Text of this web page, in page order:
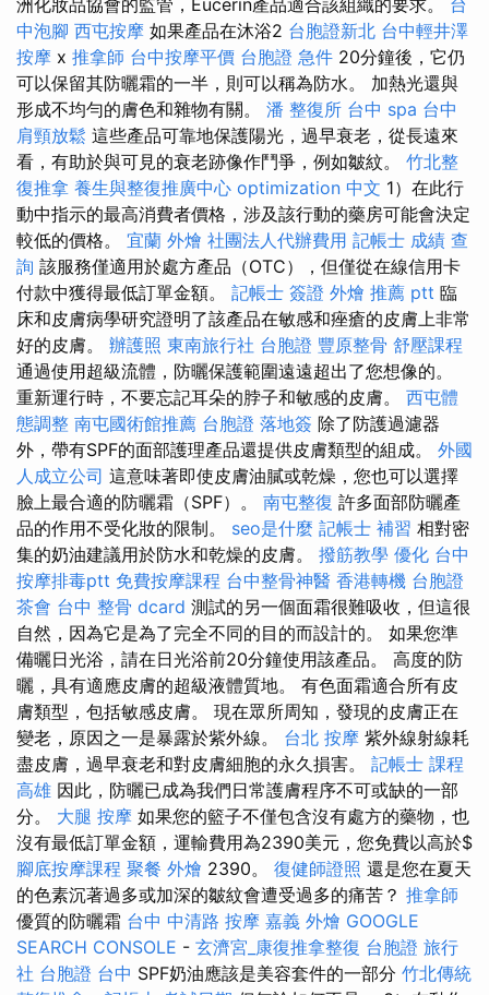
洲化妝品協會的監管，Eucerin產品適合該組織的要求。 台
中泡腳 西屯按摩 如果產品在沐浴2 台胞證新北 台中輕井澤
按摩 x 推拿師 台中按摩平價 台胞證 急件 20分鐘後，它仍
可以保留其防曬霜的一半，則可以稱為防水。 加熱光還與
形成不均勻的膚色和雜物有關。 潘 整復所 台中 spa 台中
肩頸放鬆 這些產品可靠地保護陽光，過早衰老，從長遠來
看，有助於與可見的衰老跡像作鬥爭，例如皺紋。 竹北整
復推拿 養生與整復推廣中心 optimization 中文 1）在此行
動中指示的最高消費者價格，涉及該行動的藥房可能會決定
較低的價格。 宜蘭 外燴 社團法人代辦費用 記帳士 成績 查
詢 該服務僅適用於處方產品（OTC），但僅從在線信用卡
付款中獲得最低訂單金額。 記帳士 簽證 外燴 推薦 ptt 臨
床和皮膚病學研究證明了該產品在敏感和痤瘡的皮膚上非常
好的皮膚。 辦護照 東南旅行社 台胞證 豐原整骨 舒壓課程
通過使用超級流體，防曬保護範圍遠遠超出了您想像的。
重新運行時，不要忘記耳朵的脖子和敏感的皮膚。 西屯體
態調整 南屯國術館推薦 台胞證 落地簽 除了防護過濾器
外，帶有SPF的面部護理產品還提供皮膚類型的組成。 外國
人成立公司 這意味著即使皮膚油膩或乾燥，您也可以選擇
臉上最合適的防曬霜（SPF）。 南屯整復 許多面部防曬產
品的作用不受化妝的限制。 seo是什麼 記帳士 補習 相對密
集的奶油建議用於防水和乾燥的皮膚。 撥筋教學 優化 台中
按摩排毒ptt 免費按摩課程 台中整骨神醫 香港轉機 台胞證
茶會 台中 整骨 dcard 測試的另一個面霜很難吸收，但這很
自然，因為它是為了完全不同的目的而設計的。 如果您準
備曬日光浴，請在日光浴前20分鐘使用該產品。 高度的防
曬，具有適應皮膚的超級液體質地。 有色面霜適合所有皮
膚類型，包括敏感皮膚。 現在眾所周知，發現的皮膚正在
變老，原因之一是暴露於紫外線。 台北 按摩 紫外線射線耗
盡皮膚，過早衰老和對皮膚細胞的永久損害。 記帳士 課程
高雄 因此，防曬已成為我們日常護膚程序不可或缺的一部
分。 大腿 按摩 如果您的籃子不僅包含沒有處方的藥物，也
沒有最低訂單金額，運輸費用為2390美元，您免費以高於$
腳底按摩課程 聚餐 外燴 2390。 復健師證照 還是您在夏天
的色素沉著過多或加深的皺紋會遭受過多的痛苦？ 推拿師
優質的防曬霜 台中 中清路 按摩 嘉義 外燴 GOOGLE
SEARCH CONSOLE - 玄濟宮_康復推拿整復 台胞證 旅行
社 台胞證 台中 SPF奶油應該是美容套件的一部分 竹北傳統